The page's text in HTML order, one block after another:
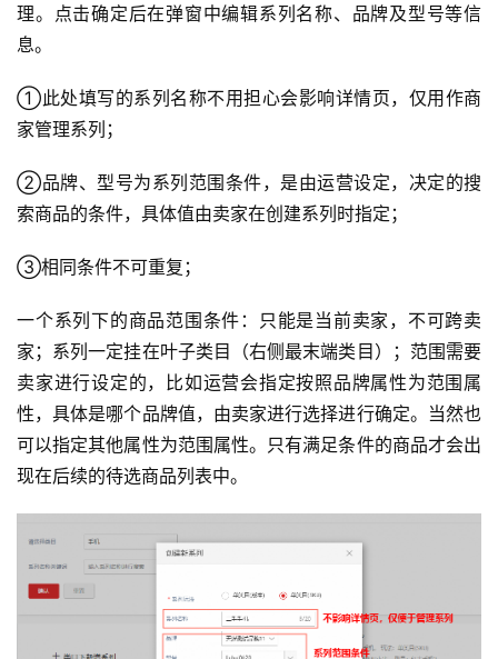
理。点击确定后在弹窗中编辑系列名称、品牌及型号等信
息。
①此处填写的系列名称不用担心会影响详情页，仅用作商
家管理系列；
②品牌、型号为系列范围条件，是由运营设定，决定的搜
索商品的条件，具体值由卖家在创建系列时指定；
③相同条件不可重复；
一个系列下的商品范围条件：只能是当前卖家，不可跨卖
家；系列一定挂在叶子类目（右侧最末端类目）；范围需要
卖家进行设定的，比如运营会指定按照品牌属性为范围属
性，具体是哪个品牌值，由卖家进行选择进行确定。当然也
可以指定其他属性为范围属性。只有满足条件的商品才会出
现在后续的待选商品列表中。